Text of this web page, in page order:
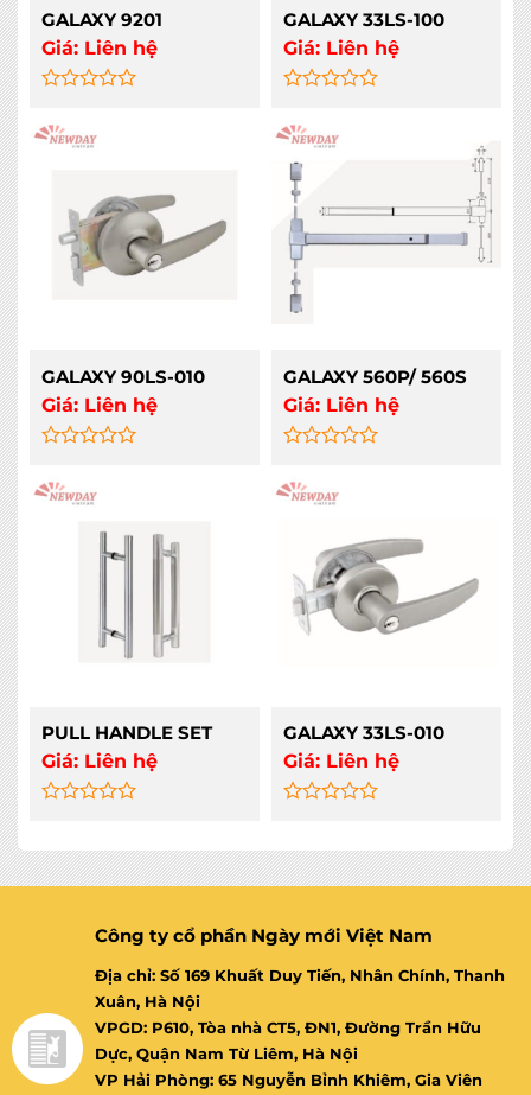
GALAXY 9201
Giá: Liên hệ
0
out
GALAXY 33LS-100
Giá: Liên hệ
0
out
of
5
GALAXY 90LS-010
Giá: Liên hệ
0
out
GALAXY 560P/ 560S
Giá: Liên hệ
0
out
PULL HANDLE SET
Giá: Liên hệ
out
of
GALAXY 33LS-010
Giá: Liên hệ
out
of
Công ty cổ phần Ngày mới Việt Nam
Địa chỉ: Số 169 Khuất Duy Tiến, Nhân Chính, Thanh
Xuân, Hà Nội
VPGD: P610, Tòa nhà CT5, ĐN1, Đường Trần Hữu
Dực, Quận Nam Từ Liêm, Hà Nội
VP Hải Phòng: 65 Nguyễn Bỉnh Khiêm, Gia Viên